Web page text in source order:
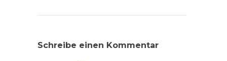
Schreibe einen Kommentar